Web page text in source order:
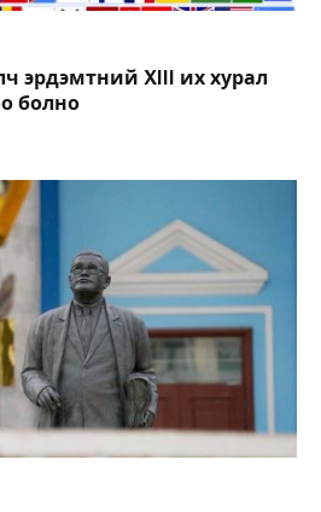
эрдэмтний XIII их хурал
болно